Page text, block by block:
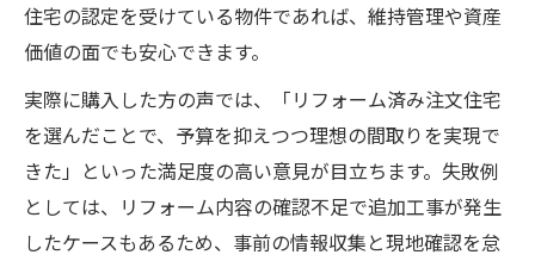
住宅の認定を受けている物件であれば、維持管理や資産
価値の面でも安心できます。
実際に購入した方の声では、「リフォーム済み注文住宅
を選んだことで、予算を抑えつつ理想の間取りを実現で
きた」といった満足度の高い意見が目立ちます。失敗例
としては、リフォーム内容の確認不足で追加工事が発生
したケースもあるため、事前の情報収集と現地確認を怠